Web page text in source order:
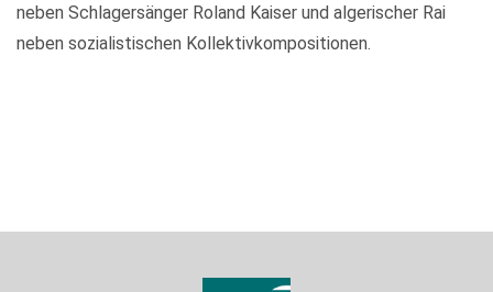
neben Schlagersänger Roland Kaiser und algerischer Rai
neben sozialistischen Kollektivkompositionen.